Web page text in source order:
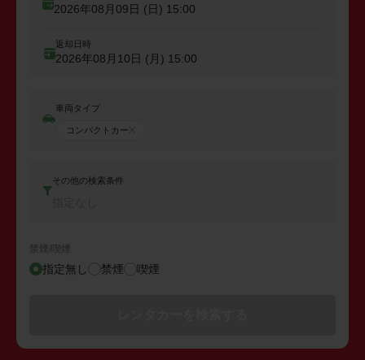
2026年08月09日 (日) 15:00
返却日時
2026年08月10日 (月) 15:00
車両タイプ
コンパクトカー
その他の検索条件
禁煙/喫煙
指定無し 禁煙 喫煙